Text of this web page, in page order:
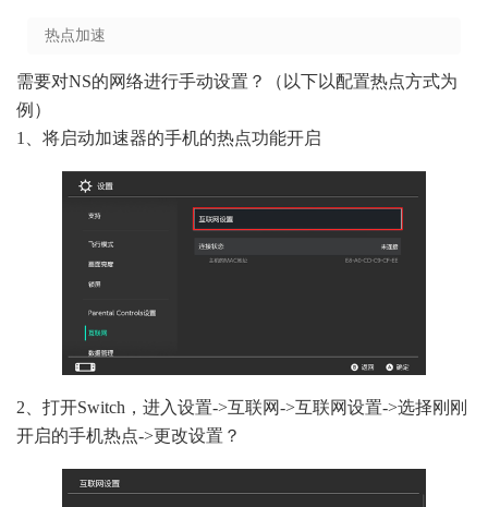
热点加速
需要对NS的网络进行手动设置？（以下以配置热点方式为
例）
1、将启动加速器的手机的热点功能开启
2、打开Switch，进入设置->互联网->互联网设置->选择刚刚
开启的手机热点->更改设置？